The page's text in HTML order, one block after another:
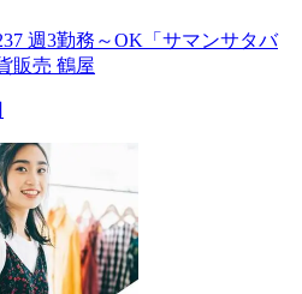
週3勤務～OK「サマンサタバ
販売 鶴屋